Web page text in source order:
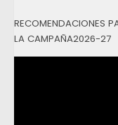
RECOMENDACIONES
LA CAMPAÑA2026-27